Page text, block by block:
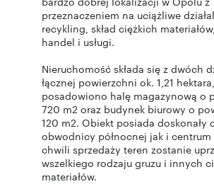
przeznaczeniem na uciążliwe
recykling, skład ciężkich
handel i usługi.
Nieruchomość składa się z dwóch
łącznej powierzchni ok. 1,21
posadowiono halę magazynową o
720 m2 oraz budynek biurowy o
120 m2. Obiekt posiada doskonały
obwodnicy północnej jak i centrum
chwili sprzedaży teren zostanie
wszelkiego rodzaju gruzu i innych
materiałów.